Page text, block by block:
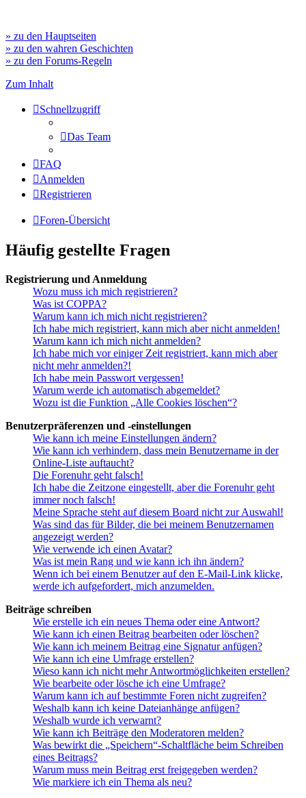
» zu den Hauptseiten
» zu den wahren Geschichten
» zu den Forums-Regeln
Zum Inhalt
Schnellzugriff
Das Team
FAQ
Anmelden
Registrieren
Foren-Übersicht
Häufig gestellte Fragen
Registrierung und Anmeldung
Wozu muss ich mich registrieren?
Was ist COPPA?
Warum kann ich mich nicht registrieren?
Ich habe mich registriert, kann mich aber nicht anmelden!
Warum kann ich mich nicht anmelden?
Ich habe mich vor einiger Zeit registriert, kann mich aber
nicht mehr anmelden?!
Ich habe mein Passwort vergessen!
Warum werde ich automatisch abgemeldet?
Wozu ist die Funktion „Alle Cookies löschen“?
Benutzerpräferenzen und -einstellungen
Wie kann ich meine Einstellungen ändern?
Wie kann ich verhindern, dass mein Benutzername in der
Online-Liste auftaucht?
Die Forenuhr geht falsch!
Ich habe die Zeitzone eingestellt, aber die Forenuhr geht
immer noch falsch!
Meine Sprache steht auf diesem Board nicht zur Auswahl!
Was sind das für Bilder, die bei meinem Benutzernamen
angezeigt werden?
Wie verwende ich einen Avatar?
Was ist mein Rang und wie kann ich ihn ändern?
Wenn ich bei einem Benutzer auf den E-Mail-Link klicke,
werde ich aufgefordert, mich anzumelden.
Beiträge schreiben
Wie erstelle ich ein neues Thema oder eine Antwort?
Wie kann ich einen Beitrag bearbeiten oder löschen?
Wie kann ich meinem Beitrag eine Signatur anfügen?
Wie kann ich eine Umfrage erstellen?
Wieso kann ich nicht mehr Antwortmöglichkeiten erstellen?
Wie bearbeite oder lösche ich eine Umfrage?
Warum kann ich auf bestimmte Foren nicht zugreifen?
Weshalb kann ich keine Dateianhänge anfügen?
Weshalb wurde ich verwarnt?
Wie kann ich Beiträge den Moderatoren melden?
Was bewirkt die „Speichern“-Schaltfläche beim Schreiben
eines Beitrags?
Warum muss mein Beitrag erst freigegeben werden?
Wie markiere ich ein Thema als neu?